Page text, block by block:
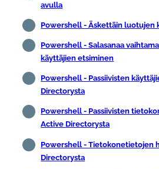
avulla
Powershell - Äskettäin luotujen
Powershell - Salasanaa
käyttäjien etsiminen
Powershell - Passiivisten
Directorysta
Powershell - Passiivisten
Active Directorysta
Powershell - Tietokonetietojen
Directorysta